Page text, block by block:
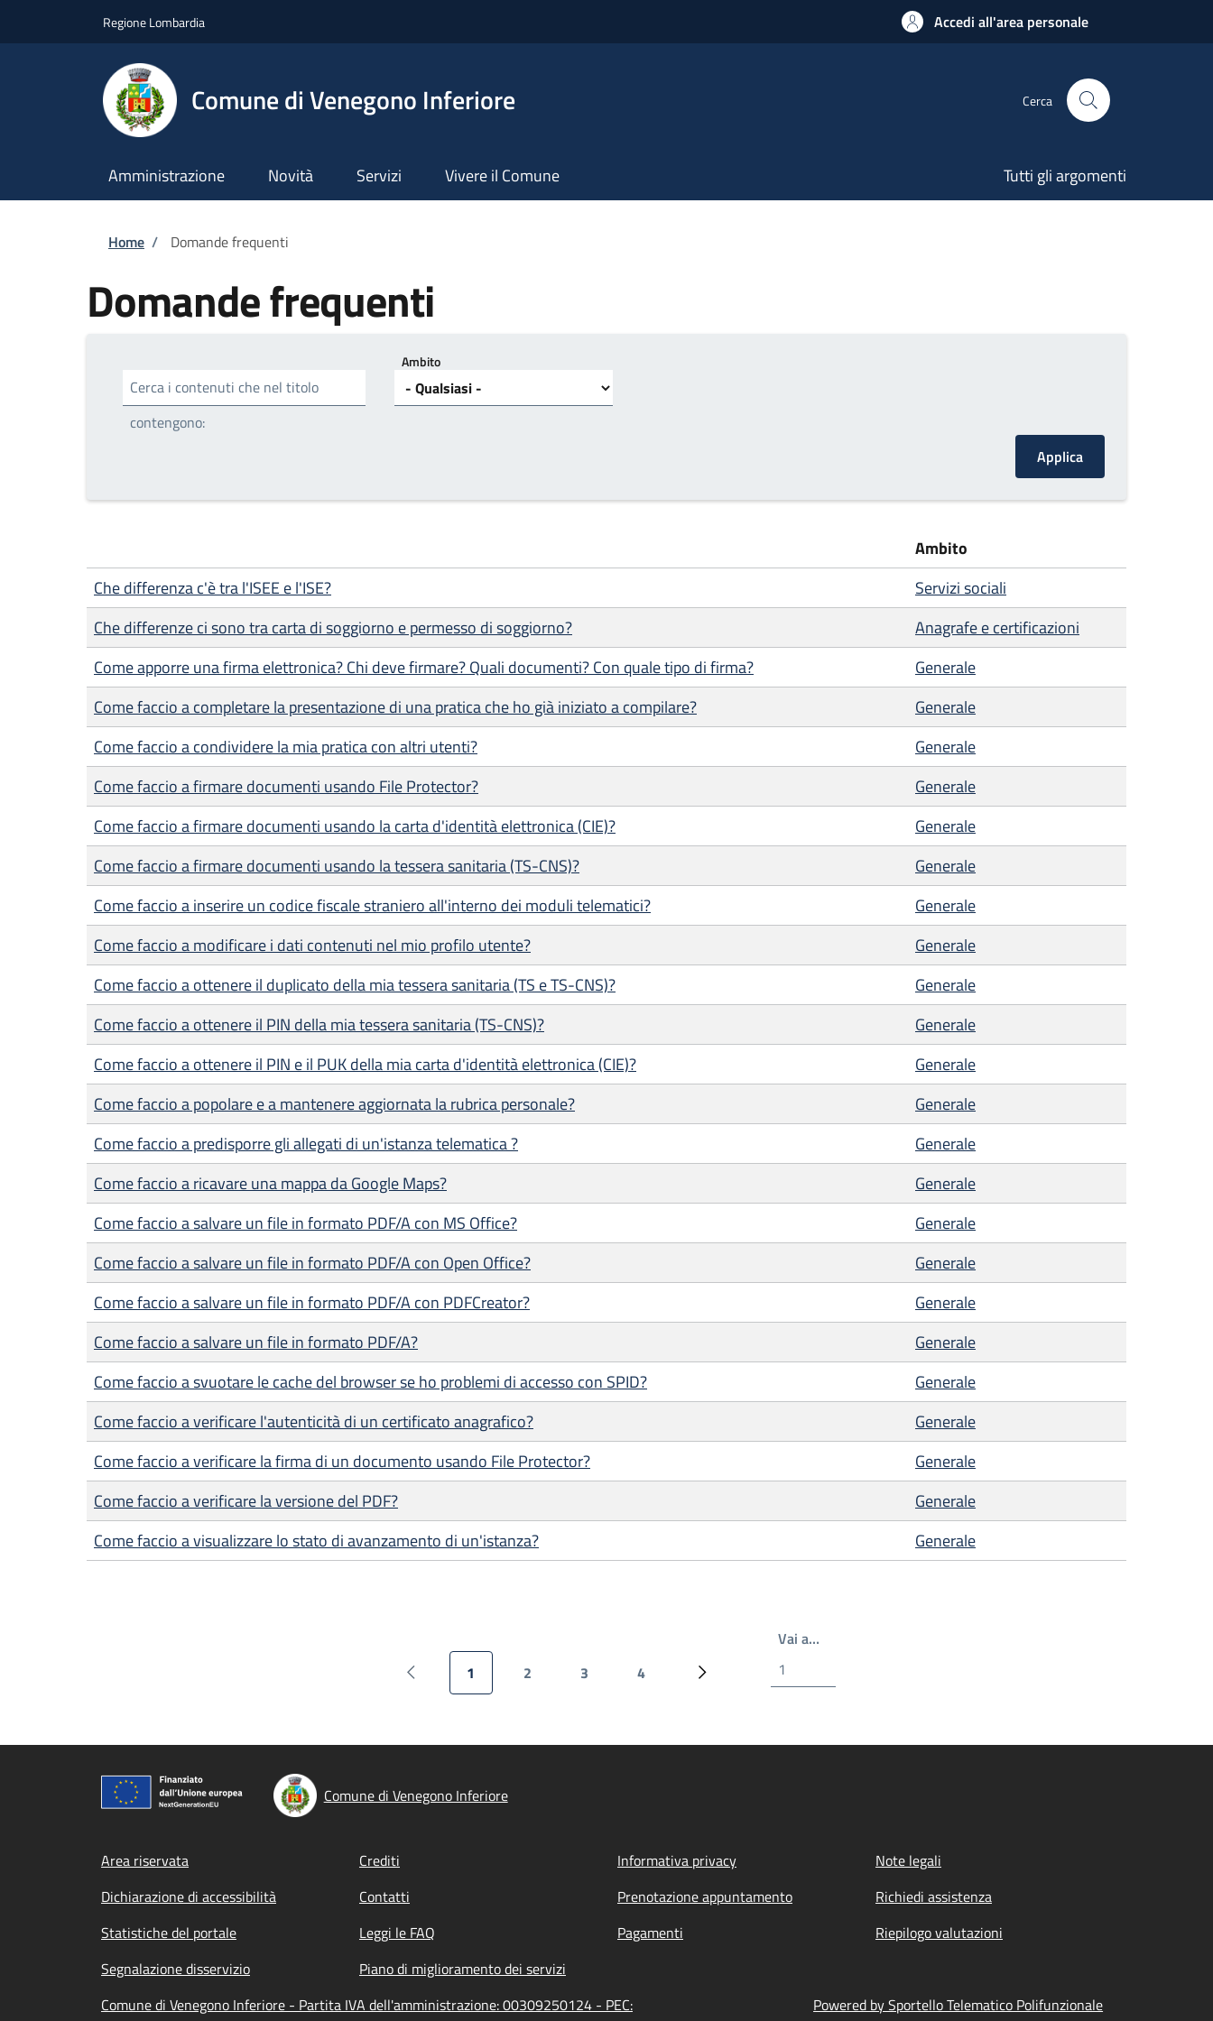
Regione Lombardia Accedi all'area personale
Comune di Venegono Inferiore Cerca
Amministrazione Novità Servizi Vivere il Comune Tutti gli argomenti
Briciole di pane
Home / Domande frequenti
Domande frequenti
Cerca i contenuti che nel titolo
contengono:
Ambito
Ambito
Che differenza c'è tra l'ISEE e l'ISE?
Servizi sociali
Che differenze ci sono tra carta di soggiorno e permesso di soggiorno?
Anagrafe e certificazioni
Come apporre una firma elettronica? Chi deve firmare? Quali documenti? Con quale tipo di firma?
Generale
Come faccio a completare la presentazione di una pratica che ho già iniziato a compilare?
Generale
Come faccio a condividere la mia pratica con altri utenti?
Generale
Come faccio a firmare documenti usando File Protector?
Generale
Come faccio a firmare documenti usando la carta d'identità elettronica (CIE)?
Generale
Come faccio a firmare documenti usando la tessera sanitaria (TS-CNS)?
Generale
Come faccio a inserire un codice fiscale straniero all'interno dei moduli telematici?
Generale
Come faccio a modificare i dati contenuti nel mio profilo utente?
Generale
Come faccio a ottenere il duplicato della mia tessera sanitaria (TS e TS-CNS)?
Generale
Come faccio a ottenere il PIN della mia tessera sanitaria (TS-CNS)?
Generale
Come faccio a ottenere il PIN e il PUK della mia carta d'identità elettronica (CIE)?
Generale
Come faccio a popolare e a mantenere aggiornata la rubrica personale?
Generale
Come faccio a predisporre gli allegati di un'istanza telematica ?
Generale
Come faccio a ricavare una mappa da Google Maps?
Generale
Come faccio a salvare un file in formato PDF/A con MS Office?
Generale
Come faccio a salvare un file in formato PDF/A con Open Office?
Generale
Come faccio a salvare un file in formato PDF/A con PDFCreator?
Generale
Come faccio a salvare un file in formato PDF/A?
Generale
Come faccio a svuotare le cache del browser se ho problemi di accesso con SPID?
Generale
Come faccio a verificare l'autenticità di un certificato anagrafico?
Generale
Come faccio a verificare la firma di un documento usando File Protector?
Generale
Come faccio a verificare la versione del PDF?
Generale
Come faccio a visualizzare lo stato di avanzamento di un'istanza?
Generale
Pagina precedente
Pagina attuale
1
Pagina
2
Pagina
3
Pagina
4
Prossima pagina
Vai a…Write the page number you want to go to
Comune di Venegono Inferiore
Footer menu
Area riservata Crediti Informativa privacy
Note legali
Dichiarazione di accessibilità
Contatti Prenotazione appuntamento
Richiedi assistenza
Statistiche del portale
Leggi le FAQ Pagamenti
Riepilogo valutazioni
Segnalazione disservizio
Piano di miglioramento dei servizi
Comune di Venegono Inferiore - Partita IVA dell'amministrazione: 00309250124 - PEC:
Powered by Sportello Telematico Polifunzionale